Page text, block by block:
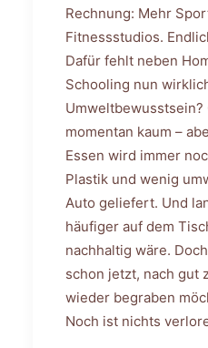
Rechnung: Mehr
Fitnessstudios.
Dafür fehlt neben
Schooling nun
momentan kaum –
Essen wird immer
Plastik und wenig
Auto geliefert. Und
häufiger auf dem
nachhaltig wäre.
schon jetzt, nach gut
wieder begraben
Noch ist nichts